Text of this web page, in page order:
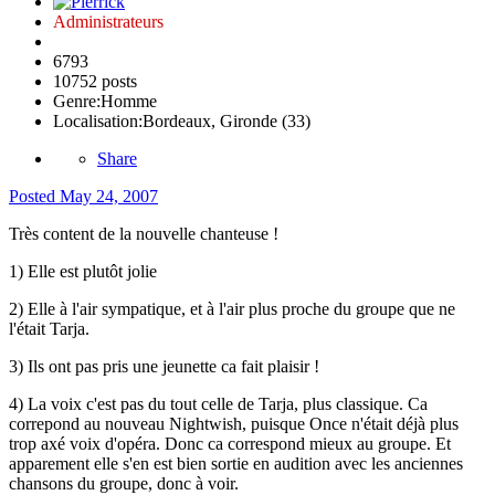
Administrateurs
6793
10752 posts
Genre:Homme
Localisation:Bordeaux, Gironde (33)
Share
Posted May 24, 2007
Très content de la nouvelle chanteuse !
1) Elle est plutôt jolie
2) Elle à l'air sympatique, et à l'air plus proche du groupe que ne
l'était Tarja.
3) Ils ont pas pris une jeunette ca fait plaisir !
4) La voix c'est pas du tout celle de Tarja, plus classique. Ca
correpond au nouveau Nightwish, puisque Once n'était déjà plus
trop axé voix d'opéra. Donc ca correspond mieux au groupe. Et
apparement elle s'en est bien sortie en audition avec les anciennes
chansons du groupe, donc à voir.